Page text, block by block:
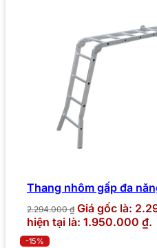
Thang nhôm gấp đa
2.294.000₫ Giá gốc là:
hiện tại là: 1.950.000 ₫.
-15%